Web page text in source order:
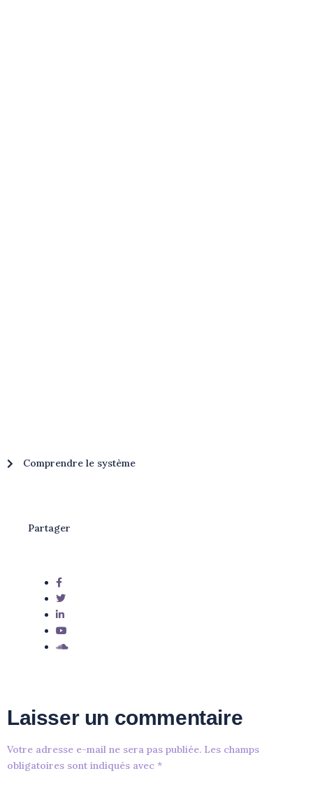
Comprendre le système
Partager
Laisser un commentaire
Votre adresse e-mail ne sera pas publiée. Les champs
obligatoires sont indiqués avec *